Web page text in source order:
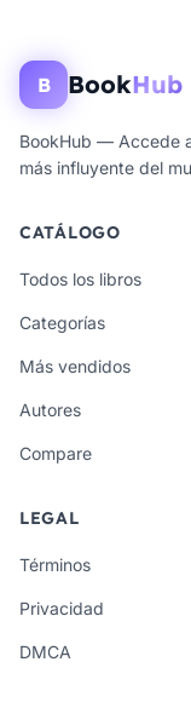
B BookHub
BookHub — Accede
más influyente del
CATÁLOGO
Todos los libros
Categorías
Más vendidos
Autores
Compare
LEGAL
Términos
Privacidad
DMCA